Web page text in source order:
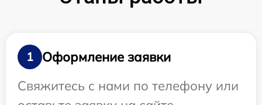
1
Оформление заявки
Свяжитесь с нами по телефону или